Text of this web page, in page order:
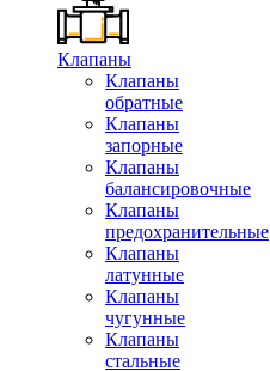
Клапаны
Клапаны
обратные
Клапаны
запорные
Клапаны
балансировочные
Клапаны
предохранительные
Клапаны
латунные
Клапаны
чугунные
Клапаны
стальные